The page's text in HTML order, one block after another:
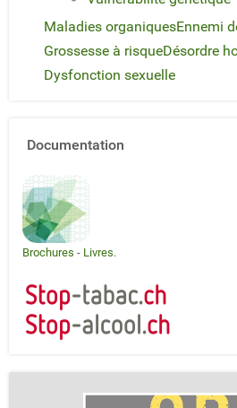
Maladies organiquesEnnemi
Grossesse à risqueDésordre
Dysfonction sexuelle
Documentation
Brochures - Livres.